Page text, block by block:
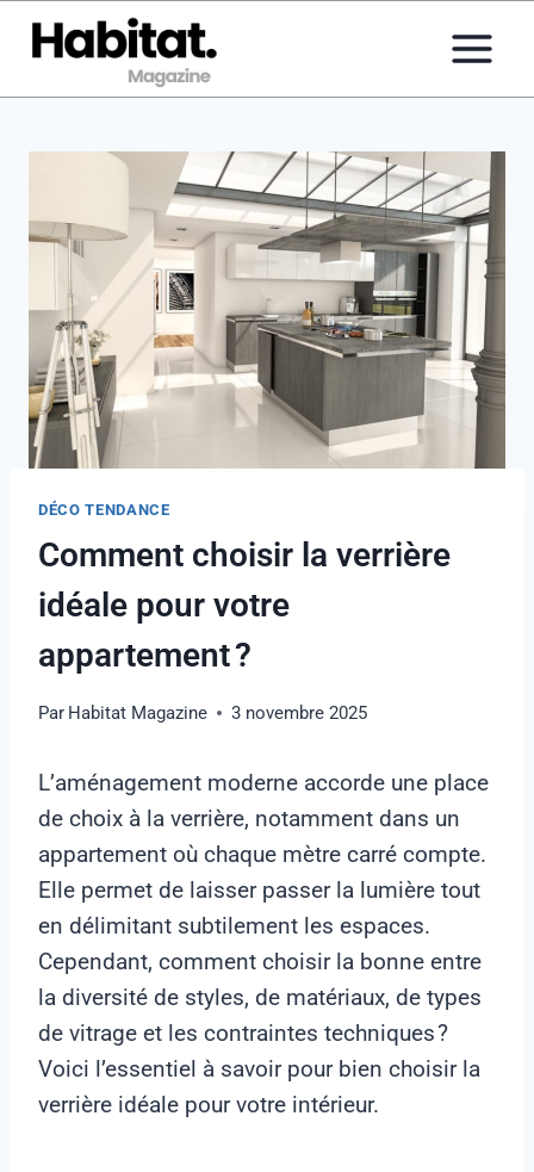
Aller
DÉCO TENDANCE
Comment choisir la verrière
idéale pour votre
appartement ?
Par Habitat Magazine 3 novembre 2025
L’aménagement moderne accorde une place
de choix à la verrière, notamment dans un
appartement où chaque mètre carré compte.
Elle permet de laisser passer la lumière tout
en délimitant subtilement les espaces.
Cependant, comment choisir la bonne entre
la diversité de styles, de matériaux, de types
de vitrage et les contraintes techniques ?
Voici l’essentiel à savoir pour bien choisir la
verrière idéale pour votre intérieur.